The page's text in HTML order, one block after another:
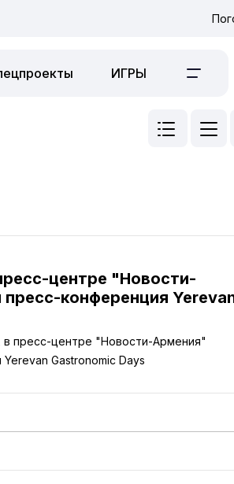
ИГРЫ
центре "Новости-
конференция
в пресс-центре "Новости-Армения"
Gastronomic Days